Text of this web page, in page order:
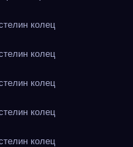
колец
колец
колец
колец
колец